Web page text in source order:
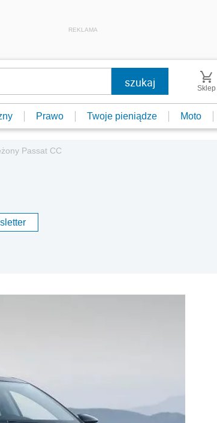
REKLAMA
Sklep
Prawo Twoje pieniądze Moto
Passat CC